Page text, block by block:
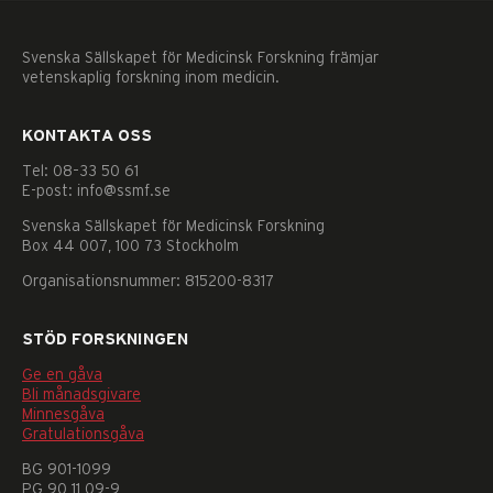
Svenska Sällskapet för Medicinsk Forskning främjar
vetenskaplig forskning inom medicin.
KONTAKTA OSS
Tel: 08–33 50 61
E-post: info@ssmf.se
Svenska Sällskapet för Medicinsk Forskning
Box 44 007, 100 73 Stockholm
Organisationsnummer: 815200-8317
STÖD FORSKNINGEN
Ge en gåva
Bli månadsgivare
Minnesgåva
Gratulationsgåva
BG 901-1099
PG 90 11 09-9
Nödvändiga
Dessa